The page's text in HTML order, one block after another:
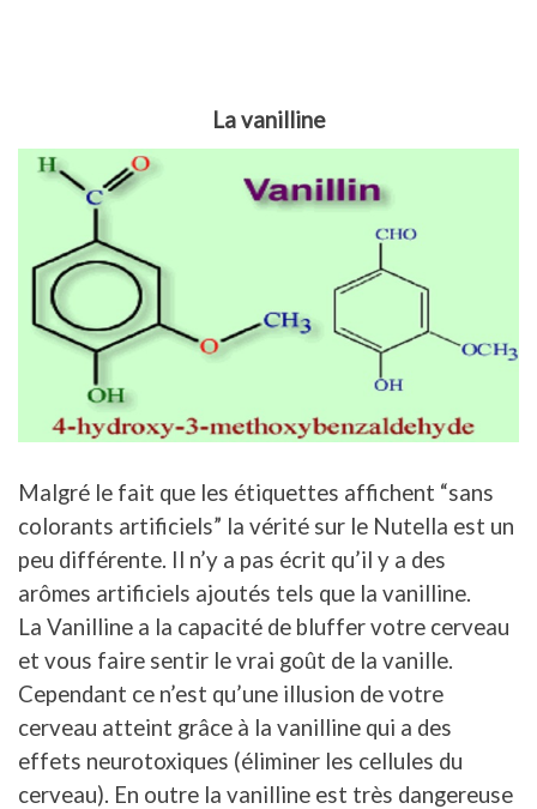
La vanilline
Malgré le fait que les étiquettes affichent “sans
colorants artificiels” la vérité sur le Nutella est un
peu différente. Il n’y a pas écrit qu’il y a des
arômes artificiels ajoutés tels que la vanilline.
La Vanilline a la capacité de bluffer votre cerveau
et vous faire sentir le vrai goût de la vanille.
Cependant ce n’est qu’une illusion de votre
cerveau atteint grâce à la vanilline qui a des
effets neurotoxiques (éliminer les cellules du
cerveau). En outre la vanilline est très dangereuse